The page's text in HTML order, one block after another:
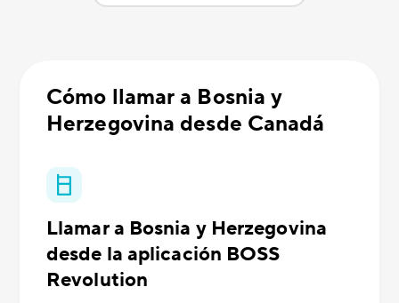
Cómo llamar a Bosnia y
Herzegovina desde Canadá
Llamar a Bosnia y Herzegovina
desde la aplicación BOSS
Revolution